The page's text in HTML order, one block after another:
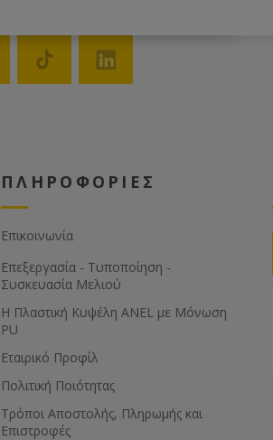
ΠΛΗΡΟΦΟΡΙΕΣ
Επικοινωνία
Επεξεργασία - Τυποποίηση -
Συσκευασία Μελιού
Η Πλαστική Κυψέλη ANEL με Μόνωση
PU
Εταιρικό Προφίλ
Πολιτική Ποιότητας
Τρόποι Αποστολής, Πληρωμής και
Επιστροφές